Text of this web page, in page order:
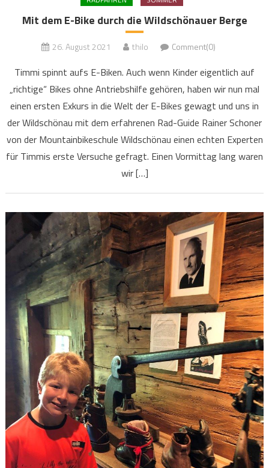
Mit dem E-Bike durch die Wildschönauer Berge
26. August 2021 thilo Comment(0)
Timmi spinnt aufs E-Biken. Auch wenn Kinder eigentlich auf
„richtige“ Bikes ohne Antriebshilfe gehören, haben wir nun mal
einen ersten Exkurs in die Welt der E-Bikes gewagt und uns in
der Wildschönau mit dem erfahrenen Rad-Guide Rainer Schoner
von der Mountainbikeschule Wildschönau einen echten Experten
für Timmis erste Versuche gefragt. Einen Vormittag lang waren
wir […]